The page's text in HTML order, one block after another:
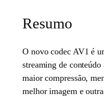
Resumo
O novo codec AV1 é
streaming de
maior compressão,
melhor imagem e